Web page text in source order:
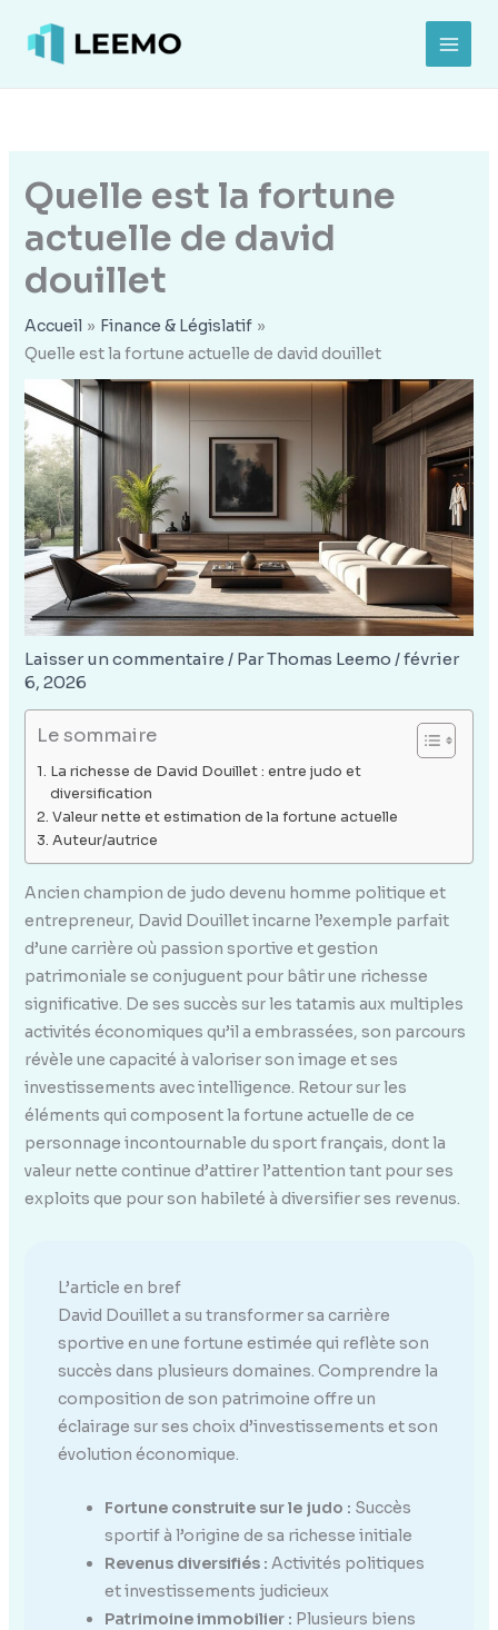
contenu
Quelle est la fortune
actuelle de david
douillet
Accueil
Finance & Législatif
Quelle est la fortune actuelle de david douillet
Laisser un commentaire / ParThomas Leemo /février
6, 2026
Le sommaire
La richesse de David Douillet : entre judo et
diversification
Valeur nette et estimation de la fortune actuelle
Auteur/autrice
Ancien champion de judo devenu homme politique et
entrepreneur, David Douillet incarne l’exemple parfait
d’une carrière où passion sportive et gestion
patrimoniale se conjuguent pour bâtir une richesse
significative. De ses succès sur les tatamis aux multiples
activités économiques qu’il a embrassées, son parcours
révèle une capacité à valoriser son image et ses
investissements avec intelligence. Retour sur les
éléments qui composent la fortune actuelle de ce
personnage incontournable du sport français, dont la
valeur nette continue d’attirer l’attention tant pour ses
exploits que pour son habileté à diversifier ses revenus.
L’article en bref
David Douillet a su transformer sa carrière
sportive en une fortune estimée qui reflète son
succès dans plusieurs domaines. Comprendre la
composition de son patrimoine offre un
éclairage sur ses choix d’investissements et son
évolution économique.
Fortune construite sur le judo : Succès
sportif à l’origine de sa richesse initiale
Revenus diversifiés : Activités politiques
et investissements judicieux
Patrimoine immobilier : Plusieurs biens